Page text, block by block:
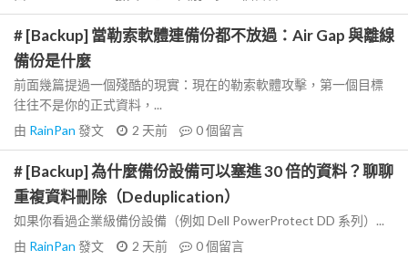
# [Backup] 當勒索軟體連備份都不放過：Air Gap 與離線
備份是什麼
前面幾篇提過一個殘酷的現實：現在的勒索軟體攻擊，第一個目標
往往不是你的正式資料，...
由 RainPan 發文 2 天前 0個留言
# [Backup] 為什麼備份設備可以塞進 30 倍的資料？聊聊
重複資料刪除（Deduplication）
如果你看過企業級備份設備（例如 Dell PowerProtect DD 系列）...
由 RainPan 發文 2 天前 0個留言